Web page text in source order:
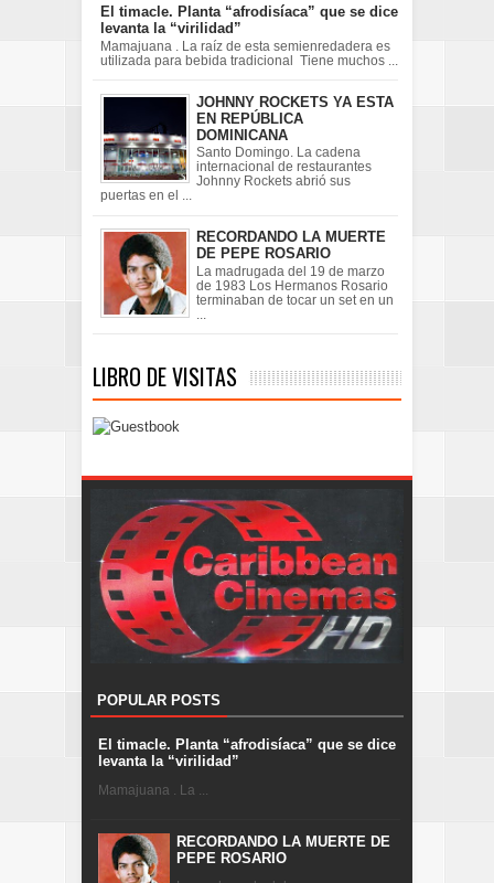
El timacle. Planta “afrodisíaca” que se dice
levanta la “virilidad”
Mamajuana . La raíz de esta semienredadera es
utilizada para bebida tradicional Tiene muchos ...
JOHNNY ROCKETS YA ESTA
EN REPÚBLICA
DOMINICANA
Santo Domingo. La cadena
internacional de restaurantes
Johnny Rockets abrió sus
puertas en el ...
RECORDANDO LA MUERTE
DE PEPE ROSARIO
La madrugada del 19 de marzo
de 1983 Los Hermanos Rosario
terminaban de tocar un set en un
LIBRO DE VISITAS
POPULAR POSTS
El timacle. Planta “afrodisíaca” que se dice
levanta la “virilidad”
Mamajuana . La ...
RECORDANDO LA MUERTE DE
PEPE ROSARIO